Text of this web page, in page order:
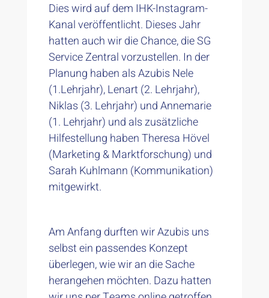
Dies wird auf dem IHK-Instagram-
Kanal veröffentlicht. Dieses Jahr
hatten auch wir die Chance, die SG
Service Zentral vorzustellen. In der
Planung haben als Azubis Nele
(1.Lehrjahr), Lenart (2. Lehrjahr),
Niklas (3. Lehrjahr) und Annemarie
(1. Lehrjahr) und als zusätzliche
Hilfestellung haben Theresa Hövel
(Marketing & Marktforschung) und
Sarah Kuhlmann (Kommunikation)
mitgewirkt.
Am Anfang durften wir Azubis uns
selbst ein passendes Konzept
überlegen, wie wir an die Sache
herangehen möchten. Dazu hatten